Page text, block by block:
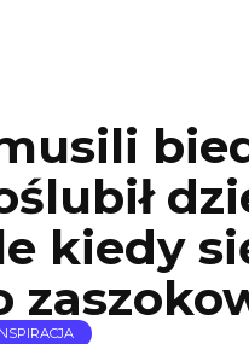
kiedy